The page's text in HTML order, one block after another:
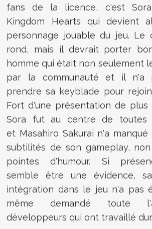
fans de la licence, c'est
Kingdom Hearts qui devient
personnage jouable du jeu. Le
rond, mais il devrait porter
homme qui était non seulement
par la communauté et il n'a
prendre sa keyblade pour
Fort d'une présentation de plus
Sora fut au centre de toutes
et Masahiro Sakurai n'a
subtilités de son gameplay,
pointes d'humour. Si
semble être une évidence,
intégration dans le jeu n'a pas
même demandé toute
développeurs qui ont travaillé dur.